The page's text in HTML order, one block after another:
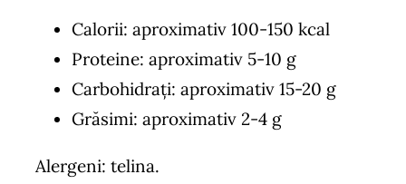
Calorii: aproximativ 100-150 kcal
Proteine: aproximativ 5-10 g
Carbohidrați: aproximativ 15-20 g
Grăsimi: aproximativ 2-4 g
Alergeni: telina.